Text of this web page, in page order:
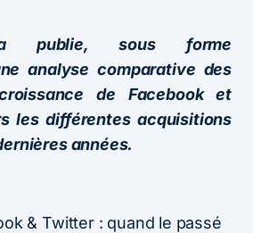
publie, sous forme
analyse comparative des
de Facebook et
les différentes acquisitions
années.
& Twitter : quand le passé